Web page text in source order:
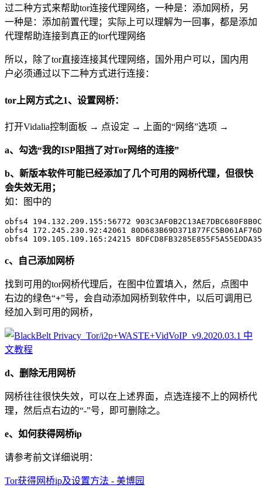
过二种方式来帮助tor连接代理网络，一种是：添加网桥，另
一种是：添加前置代理；实际上可以理解为一回事，都是添加
代理帮助连接到真正的tor代理网络
所以，除了tor直接连接其代理网络，国外用户可以，国内用
户必须通过以下二种方式进行连接：
tor上网方式之1、设置网桥：
打开Vidalia控制面板 → 点设定 → 上面的“网络”选项 →
a、勾选“我的ISP阻挡了对Tor网络的连接”
b、新版本软件可能已经添加了几个可用的网桥代理，但很快
会失效无用；
如：图中的
obfs4 194.132.209.155:56772
obfs4 172.245.230.92:42061
c、自己添加网桥
找到可用的tor网桥代理后，在图中位置填入，然后，点图中
右边的绿色“+”号，会自动添加网桥到软件中，以后可调用已
经加入到可用的网桥，
d、删除无用网桥
网桥往往很快失效，可以在上述界面，点选连接不上的网桥代
理，然后点右边的“-”号，即可删除之。
e、如何获得网桥ip
请参考前文详细说明：
Tor获得网桥ip及设置方法 - 美博园